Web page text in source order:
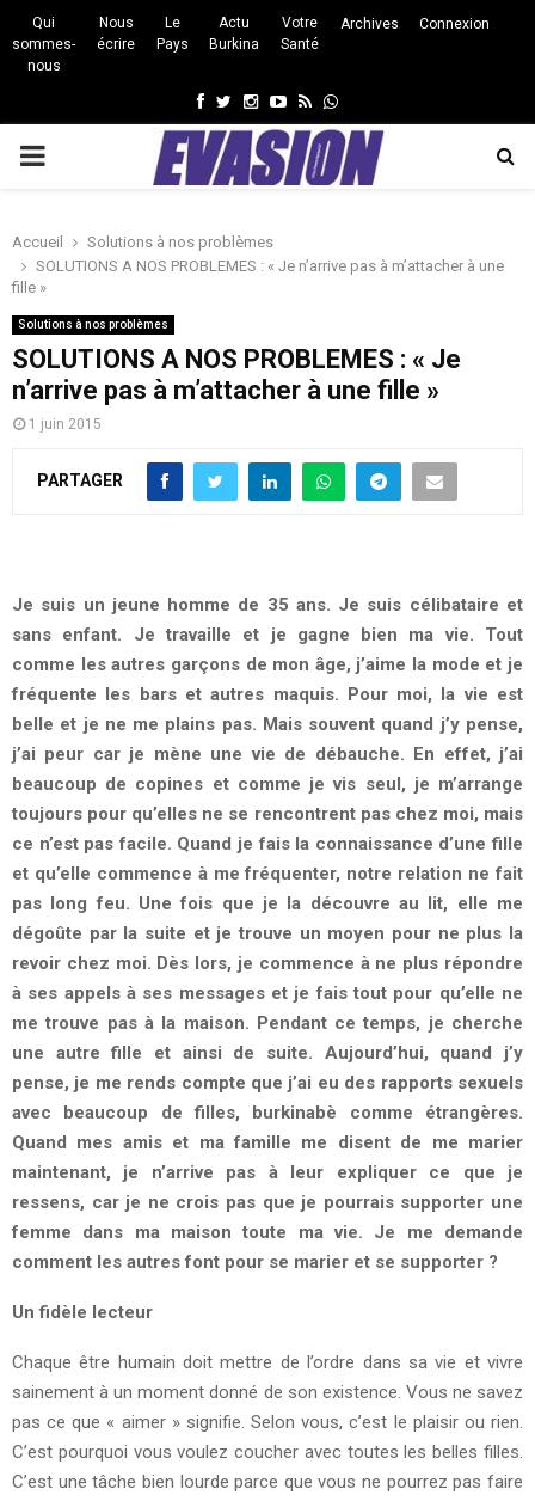
Qui
sommes-
nous
Nous
écrire
Le
Pays
Actu
Burkina
Votre
Santé
Archives Connexion
Facebook
Twitter
Instagram
Youtube
RssWhatsapp
PRIMARY
Accueil
Solutions à nos problèmes
SOLUTIONS A NOS PROBLEMES : « Je n’arrive pas à m’attacher à une
fille »
Solutions à nos problèmes
SOLUTIONS A NOS PROBLEMES : « Je
n’arrive pas à m’attacher à une fille »
1 juin 2015
PARTAGER
Je suis un jeune homme de 35 ans. Je suis célibataire et
sans enfant. Je travaille et je gagne bien ma vie. Tout
comme les autres garçons de mon âge, j’aime la mode et je
fréquente les bars et autres maquis. Pour moi, la vie est
belle et je ne me plains pas. Mais souvent quand j’y pense,
j’ai peur car je mène une vie de débauche. En effet, j’ai
beaucoup de copines et comme je vis seul, je m’arrange
toujours pour qu’elles ne se rencontrent pas chez moi, mais
ce n’est pas facile. Quand je fais la connaissance d’une fille
et qu’elle commence à me fréquenter, notre relation ne fait
pas long feu. Une fois que je la découvre au lit, elle me
dégoûte par la suite et je trouve un moyen pour ne plus la
revoir chez moi. Dès lors, je commence à ne plus répondre
à ses appels à ses messages et je fais tout pour qu’elle ne
me trouve pas à la maison. Pendant ce temps, je cherche
une autre fille et ainsi de suite. Aujourd’hui, quand j’y
pense, je me rends compte que j’ai eu des rapports sexuels
avec beaucoup de filles, burkinabè comme étrangères.
Quand mes amis et ma famille me disent de me marier
maintenant, je n’arrive pas à leur expliquer ce que je
ressens, car je ne crois pas que je pourrais supporter une
femme dans ma maison toute ma vie. Je me demande
comment les autres font pour se marier et se supporter ?
Un fidèle lecteur
Chaque être humain doit mettre de l’ordre dans sa vie et vivre
sainement à un moment donné de son existence. Vous ne savez
pas ce que « aimer » signifie. Selon vous, c’est le plaisir ou rien.
C’est pourquoi vous voulez coucher avec toutes les belles filles.
C’est une tâche bien lourde parce que vous ne pourrez pas faire